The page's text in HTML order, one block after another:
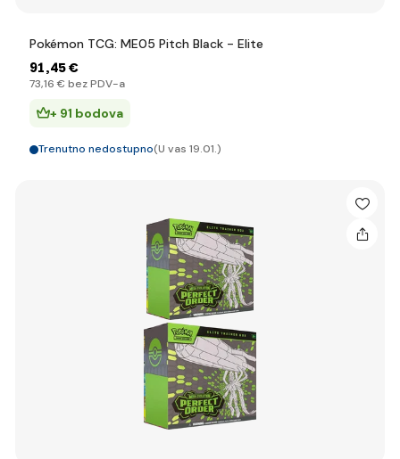
Pokémon TCG: ME05 Pitch Black - Elite
91,45 €
73,16 € bez PDV-a
+ 91 bodova
Trenutno nedostupno(U vas 19.01.)